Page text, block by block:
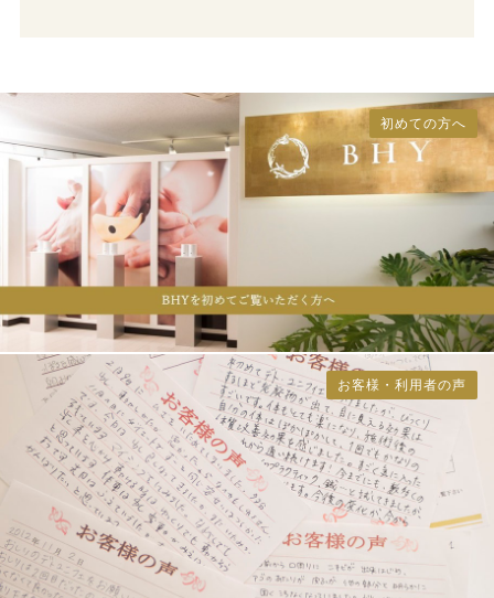
初めての方へ
お客様・利用者の声